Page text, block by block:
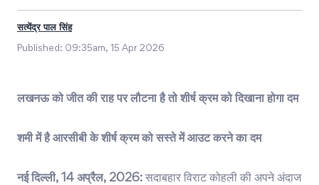
सत्येंद्र पाल सिंह
Published: 09:35am, 15 Apr 2026
लखनऊ को जीत की राह पर लौटना है तो शीर्ष क्रम को दिखाना होगा दम
शमी में है आरसीबी के शीर्ष क्रम को सस्ते में आउट करने का दम
नई दिल्ली, 14 अप्रैल, 2026: सदाबहार विराट कोहली की अपने अंदाज